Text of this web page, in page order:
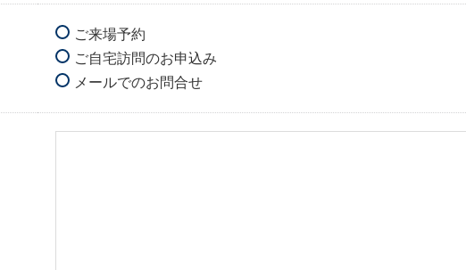
ご来場予約
ご自宅訪問のお申込み
メールでのお問合せ